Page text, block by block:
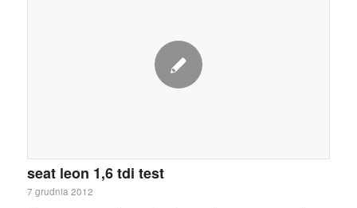
seat leon 1,6 tdi test
7 grudnia 2012